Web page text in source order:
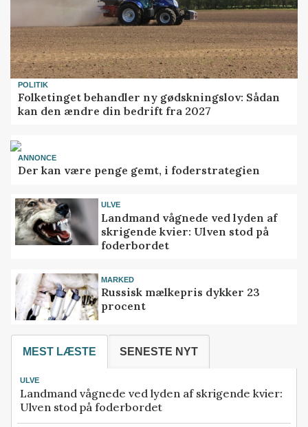
POLITIK
Folketinget behandler ny gødskningslov: Sådan
kan den ændre din bedrift fra 2027
ANNONCE
Der kan være penge gemt, i foderstrategien
ULVE
Landmand vågnede ved lyden af
skrigende kvier: Ulven stod på
foderbordet
MARKED
Russisk mælkepris dykker 23
procent
MEST LÆSTE SENESTE NYT
ULVE
Landmand vågnede ved lyden af skrigende kvier:
Ulven stod på foderbordet